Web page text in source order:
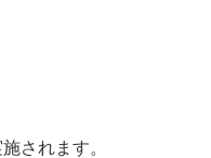
されます。